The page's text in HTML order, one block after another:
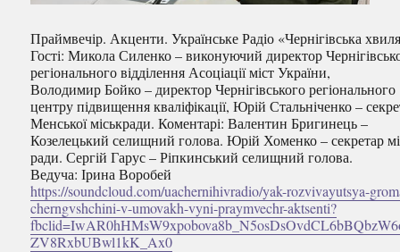
Праймвечір. Акценти. Українське Радіо «Чернігівська
Гості: Микола Силенко – виконуючий директор
регіонального відділення Асоціації міст України,
Володимир Бойко – директор Чернігівського регіонального
центру підвищення кваліфікації, Юрій Стальніченко –
Менської міськради. Коментарі: Валентин Бригинець –
Козелецький селищний голова. Юрій Хоменко – секретар
ради. Сергій Гарус – Ріпкинський селищний голова.
Ведуча: Ірина Воробей
https://soundcloud.com/uachernihivradio/yak-rozvivayutsya-
cherngvshchini-v-umovakh-vyni-praymvechr-aktsenti?
ZV8RxbUBwl1kK_Ax0